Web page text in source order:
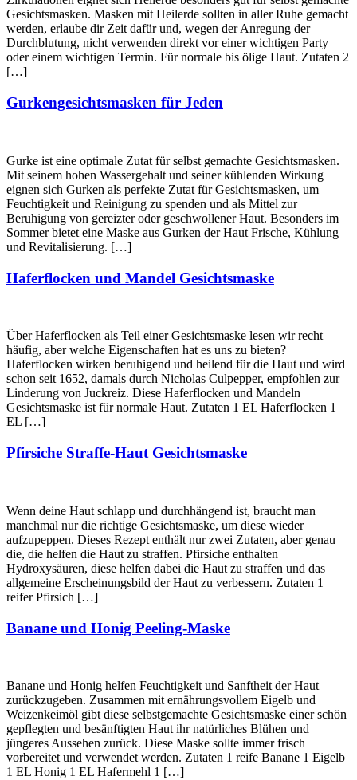
Gesichtsmasken. Masken mit Heilerde sollten in aller Ruhe gemacht
werden, erlaube dir Zeit dafür und, wegen der Anregung der
Durchblutung, nicht verwenden direkt vor einer wichtigen Party
oder einem wichtigen Termin. Für normale bis ölige Haut. Zutaten 2
[…]
Gurkengesichtsmasken für Jeden
Gurke ist eine optimale Zutat für selbst gemachte Gesichtsmasken.
Mit seinem hohen Wassergehalt und seiner kühlenden Wirkung
eignen sich Gurken als perfekte Zutat für Gesichtsmasken, um
Feuchtigkeit und Reinigung zu spenden und als Mittel zur
Beruhigung von gereizter oder geschwollener Haut. Besonders im
Sommer bietet eine Maske aus Gurken der Haut Frische, Kühlung
und Revitalisierung. […]
Haferflocken und Mandel Gesichtsmaske
Über Haferflocken als Teil einer Gesichtsmaske lesen wir recht
häufig, aber welche Eigenschaften hat es uns zu bieten?
Haferflocken wirken beruhigend und heilend für die Haut und wird
schon seit 1652, damals durch Nicholas Culpepper, empfohlen zur
Linderung von Juckreiz. Diese Haferflocken und Mandeln
Gesichtsmaske ist für normale Haut. Zutaten 1 EL Haferflocken 1
EL […]
Pfirsiche Straffe-Haut Gesichtsmaske
Wenn deine Haut schlapp und durchhängend ist, braucht man
manchmal nur die richtige Gesichtsmaske, um diese wieder
aufzupeppen. Dieses Rezept enthält nur zwei Zutaten, aber genau
die, die helfen die Haut zu straffen. Pfirsiche enthalten
Hydroxysäuren, diese helfen dabei die Haut zu straffen und das
allgemeine Erscheinungsbild der Haut zu verbessern. Zutaten 1
reifer Pfirsich […]
Banane und Honig Peeling-Maske
Banane und Honig helfen Feuchtigkeit und Sanftheit der Haut
zurückzugeben. Zusammen mit ernährungsvollem Eigelb und
Weizenkeimöl gibt diese selbstgemachte Gesichtsmaske einer schön
gepflegten und besänftigten Haut ihr natürliches Blühen und
jüngeres Aussehen zurück. Diese Maske sollte immer frisch
vorbereitet und verwendet werden. Zutaten 1 reife Banane 1 Eigelb
1 EL Honig 1 EL Hafermehl 1 […]